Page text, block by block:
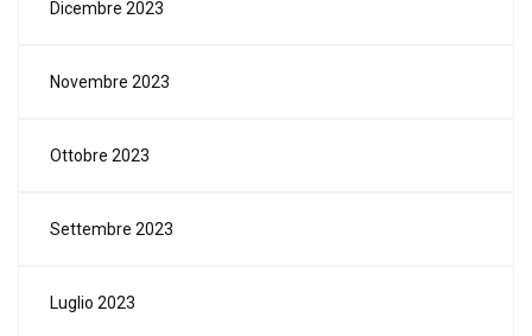
Dicembre 2023
Novembre 2023
Ottobre 2023
Settembre 2023
Luglio 2023